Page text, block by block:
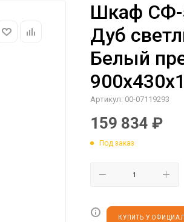
Шкаф СФ-
Дуб
Белый
Артикул: 00-07119293
159 834 ₽
Под заказ
КУПИТЬ У